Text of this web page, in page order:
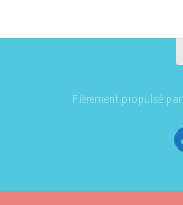
Fièrement propulsé par